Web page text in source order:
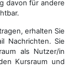
davon für andere
erhalten Sie
Nachrichten. Sie
als Nutzer/in
Kursraum und